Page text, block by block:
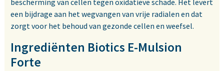
bescherming van cellen tegen oxidatieve schade. Het levert
een bijdrage aan het wegvangen van vrije radialen en dat
zorgt voor het behoud van gezonde cellen en weefsel.
Ingrediënten Biotics E-Mulsion
Forte